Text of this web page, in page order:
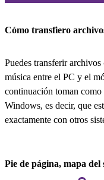
Cómo transfiero
Puedes transferir
música entre el PC y el
continuación toman
Windows, es decir, que
exactamente con otros
Pie de página, mapa del